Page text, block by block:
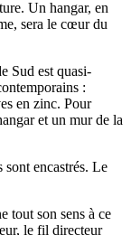
Un hangar, en
sera le cœur du
Sud est quasi-
:
en zinc. Pour
et un mur de la
sont encastrés. Le
tout son sens à ce
le fil directeur